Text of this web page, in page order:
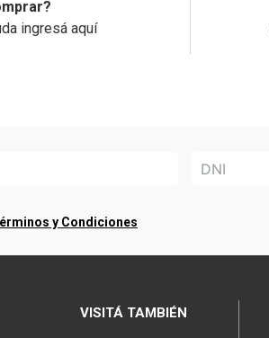
ingresá aquí
y Condiciones
VISITÁ TAMBIÉN